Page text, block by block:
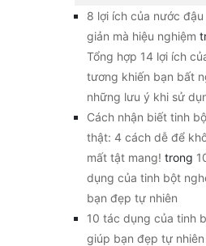
8 lợi ích của nước
giản mà hiệu nghiệm
Tổng hợp 14 lợi ích
tương khiến bạn bất
những lưu ý khi sử
Cách nhận biết tinh
thật: 4 cách dễ để
mất tật mang! trong
dụng của tinh bột
bạn đẹp tự nhiên
10 tác dụng của tinh
giúp bạn đẹp tự nhiên